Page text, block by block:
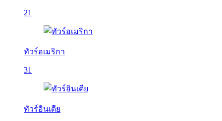
21
ทัวร์อเมริกา
31
ทัวร์อินเดีย